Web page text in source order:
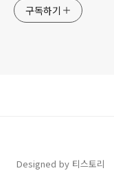
구독하기
Designed by 티스토리